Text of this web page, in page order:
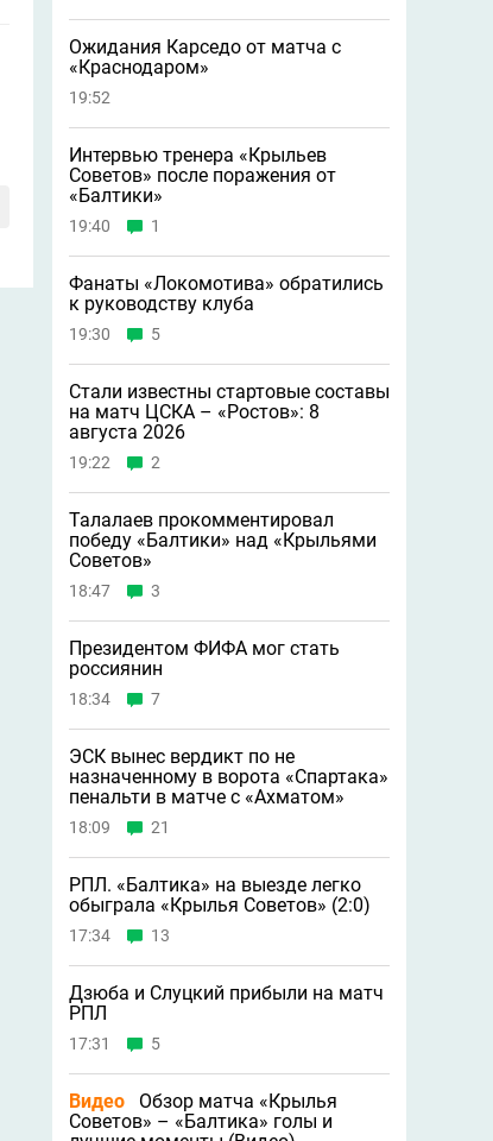
Ожидания Карседо от матча с
«Краснодаром»
19:52
Интервью тренера «Крыльев
Советов» после поражения от
«Балтики»
19:40 1
Фанаты «Локомотива» обратились
к руководству клуба
19:30 5
Стали известны стартовые составы
на матч ЦСКА – «Ростов»: 8
августа 2026
19:22 2
Талалаев прокомментировал
победу «Балтики» над «Крыльями
Советов»
18:47 3
Президентом ФИФА мог стать
россиянин
18:34 7
ЭСК вынес вердикт по не
назначенному в ворота «Спартака»
пенальти в матче с «Ахматом»
18:09 21
РПЛ. «Балтика» на выезде легко
обыграла «Крылья Советов» (2:0)
17:34 13
Дзюба и Слуцкий прибыли на матч
РПЛ
17:31 5
Видео
Обзор матча «Крылья
Советов» – «Балтика» голы и